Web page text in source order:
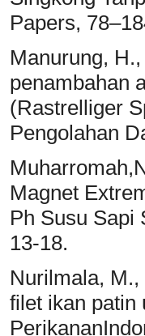
Papers,
Manurung,
penambahan
(Rastrelliger
Pengolahan
Magnet
Ph Susu Sapi
13-18.
Nurilmala,
filet ikan patin